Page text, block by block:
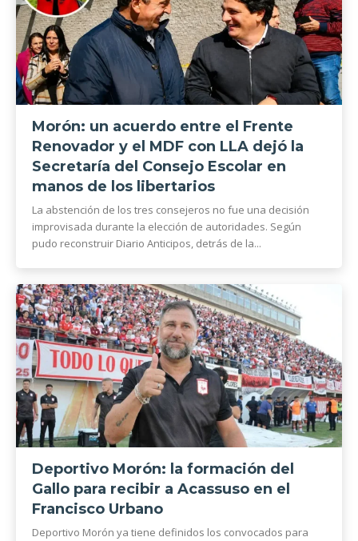
Morón: un acuerdo entre el Frente
Renovador y el MDF con LLA dejó la
Secretaría del Consejo Escolar en
manos de los libertarios
La abstención de los tres consejeros no fue una decisión
improvisada durante la elección de autoridades. Según
pudo reconstruir Diario Anticipos, detrás de la...
Deportivo Morón: la formación del
Gallo para recibir a Acassuso en el
Francisco Urbano
Deportivo Morón ya tiene definidos los convocados para